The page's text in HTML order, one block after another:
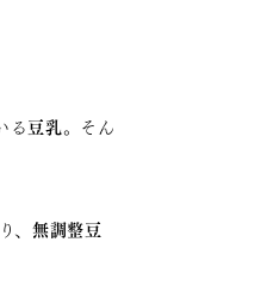
る豆乳。そん
、無調整豆